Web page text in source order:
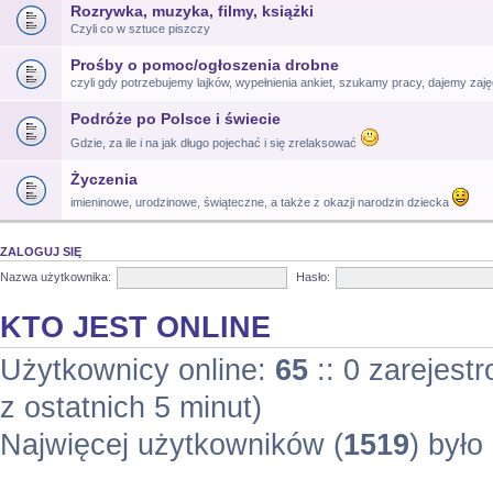
Rozrywka, muzyka, filmy, książki
Czyli co w sztuce piszczy
Prośby o pomoc/ogłoszenia drobne
czyli gdy potrzebujemy lajków, wypełnienia ankiet, szukamy pracy, dajemy
Podróże po Polsce i świecie
Gdzie, za ile i na jak długo pojechać i się zrelaksować
Życzenia
imieninowe, urodzinowe, świąteczne, a także z okazji narodzin dziecka
ZALOGUJ SIĘ
Nazwa użytkownika:
Hasło:
KTO JEST ONLINE
Użytkownicy online: 65 :: 0
z ostatnich 5 minut)
Najwięcej użytkowników (1519)